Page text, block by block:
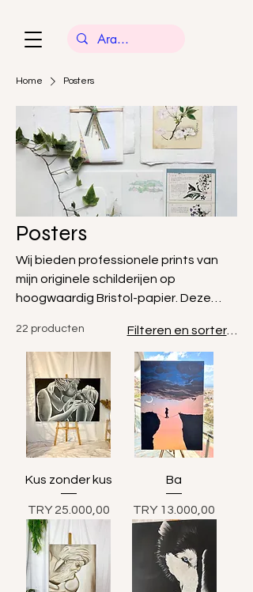
Home Posters
Posters
Wij bieden professionele prints van
mijn originele schilderijen op
hoogwaardig Bristol-papier. Deze
formaat, zijn zorgvuldig vervaardigd
om de textuur en de levendige
kleuren van de originele werken zo
goed mogelijk weer te geven. Een
ideale optie om de eenvoud en
elegantie van kunst in uw
woonruimtes te brengen.
22 producten Filteren en sorteren
Kus zonder kus
Prijs
TRY 25.000,00
Ba
Prijs
TRY 13.000,00